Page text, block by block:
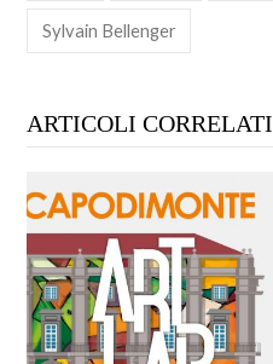
Sylvain Bellenger
ARTICOLI CORRELATI